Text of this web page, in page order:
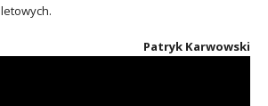
Patryk Karwowski